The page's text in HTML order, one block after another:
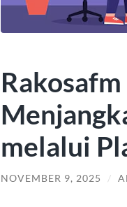
melalui
NOVEMBER 9, 2025 /